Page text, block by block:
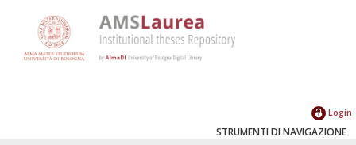
Login
STRUMENTI DI NAVIGAZIONE